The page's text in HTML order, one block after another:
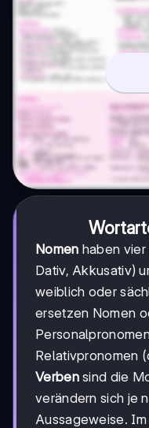
Nomen haben vier
Dativ, Akkusativ)
weiblich oder
ersetzen Nomen
Relativpronomen
Verbensind die
verändern sich je
Aussageweise. Im